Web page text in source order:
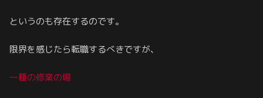
というのも存在するのです。
限界を感じたら転職するべきですが、
一種の修業の場